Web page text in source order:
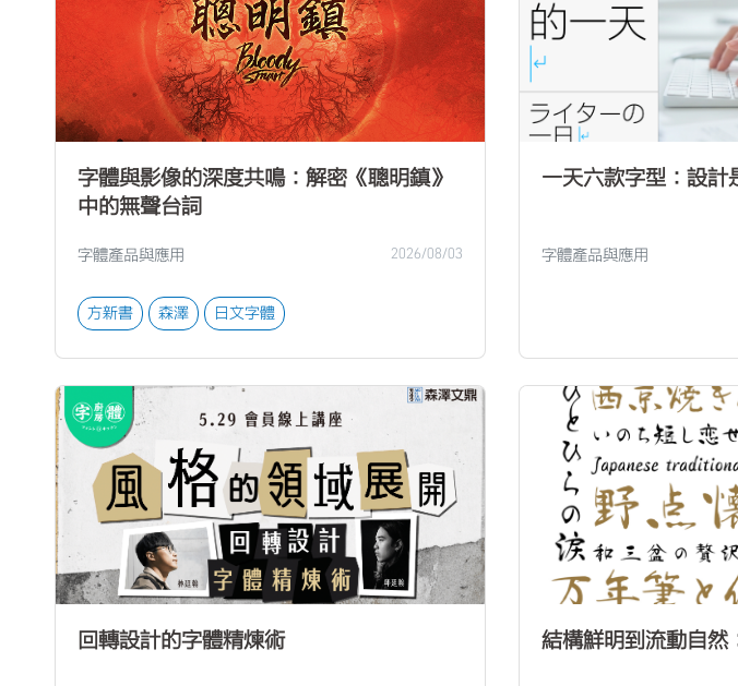
字體與影像的深度共鳴：解密《聰明鎮》
中的無聲台詞
字體產品與應用 2026/08/03
方新書 森澤 日文字體
一天六款字型：設計
字體產品與應用
回轉設計的字體精煉術 結構鮮明到流動自然